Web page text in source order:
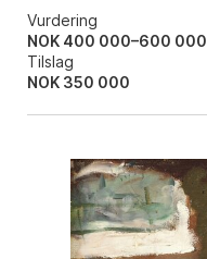
Vurdering
NOK 400 000–600 000
Tilslag
NOK 350 000